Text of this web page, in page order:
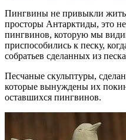
Пингвины не привыкли жить
просторы Антарктиды, это
пингвинов, которую мы
приспособились к песку,
собратьев сделанных из
Песчаные скульптуры,
которые вынуждены их
оставшихся пингвинов.